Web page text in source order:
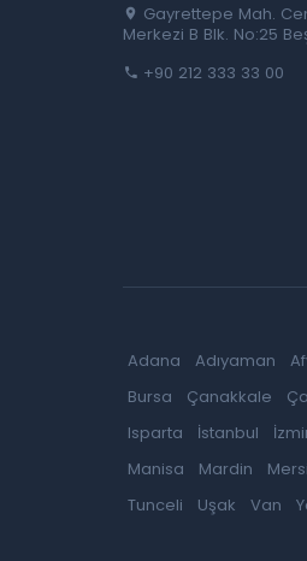
Gayrettepe Mah.
Merkezi B Blk. No:25
+90 212 333 33 00
Adana Adıyaman
Bursa
Çanakkale
Isparta
İstanbul
Manisa
Mardin
Tunceli
Uşak Van